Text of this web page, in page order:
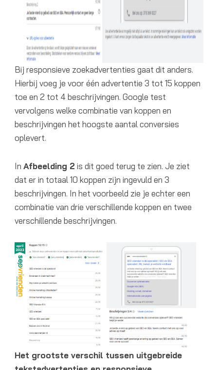
Bij responsieve zoekadvertenties gaat dit anders.
Hierbij voeg je voor één advertentie 3 tot 15 koppen
toe en 2 tot 4 beschrijvingen. Google test
vervolgens welke combinatie van koppen en
beschrijvingen het hoogste aantal conversies
oplevert.
In Afbeelding 2 is dit goed terug te zien. Je ziet
dat er in totaal 10 koppen zijn ingevuld en 3
beschrijvingen. In het voorbeeld zie je echter een
combinatie van drie verschillende koppen en twee
verschillende beschrijvingen.
Het grootste verschil tussen uitgebreide